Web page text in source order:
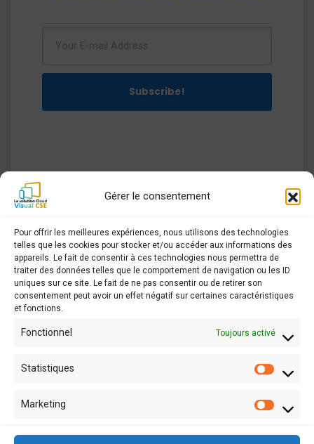
Gérer le consentement
Pour offrir les meilleures expériences, nous utilisons des technologies
telles que les cookies pour stocker et/ou accéder aux informations des
appareils. Le fait de consentir à ces technologies nous permettra de
traiter des données telles que le comportement de navigation ou les ID
uniques sur ce site. Le fait de ne pas consentir ou de retirer son
consentement peut avoir un effet négatif sur certaines caractéristiques
et fonctions.
Fonctionnel Toujours activé
Statistiques
Marketing